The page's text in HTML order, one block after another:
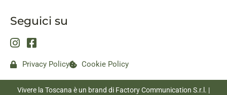
Seguici su
Privacy Policy Cookie Policy
Vivere la Toscana è un brand di Factory Communication S.r.l. |